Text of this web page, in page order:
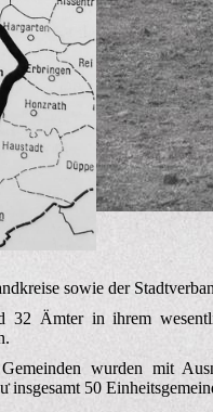
sowie der
Ämter in ihrem
wurden mit
50